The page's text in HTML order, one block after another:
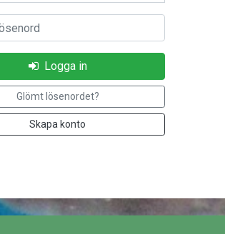
Logga in
Glömt lösenordet?
Skapa konto